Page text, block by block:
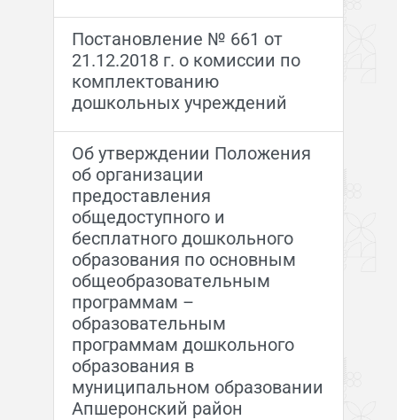
Постановление № 661 от
21.12.2018 г. о комиссии по
комплектованию
дошкольных учреждений
Об утверждении Положения
об организации
предоставления
общедоступного и
бесплатного дошкольного
образования по основным
общеобразовательным
программам –
образовательным
программам дошкольного
образования в
муниципальном образовании
Апшеронский район